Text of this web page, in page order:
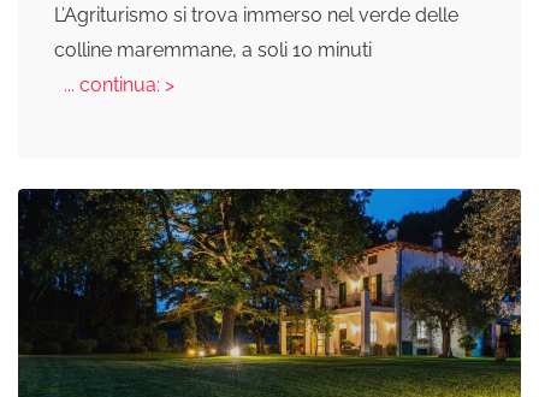
L’Agriturismo si trova immerso nel verde delle
colline maremmane, a soli 10 minuti
... continua: >